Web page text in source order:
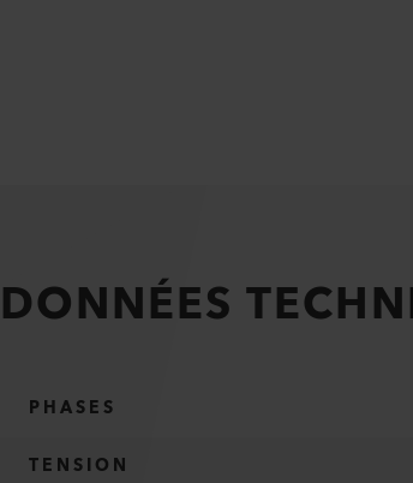
DONNÉES
PHASES
TENSION